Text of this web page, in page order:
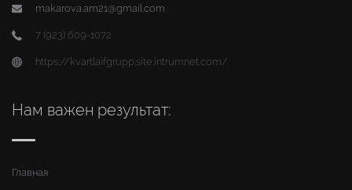
makarova.am21@gmail.com
7 (923) 609-1072
https://kvartlaifgrupp.site.intrumnet.com/
Нам важен результат:
Главная